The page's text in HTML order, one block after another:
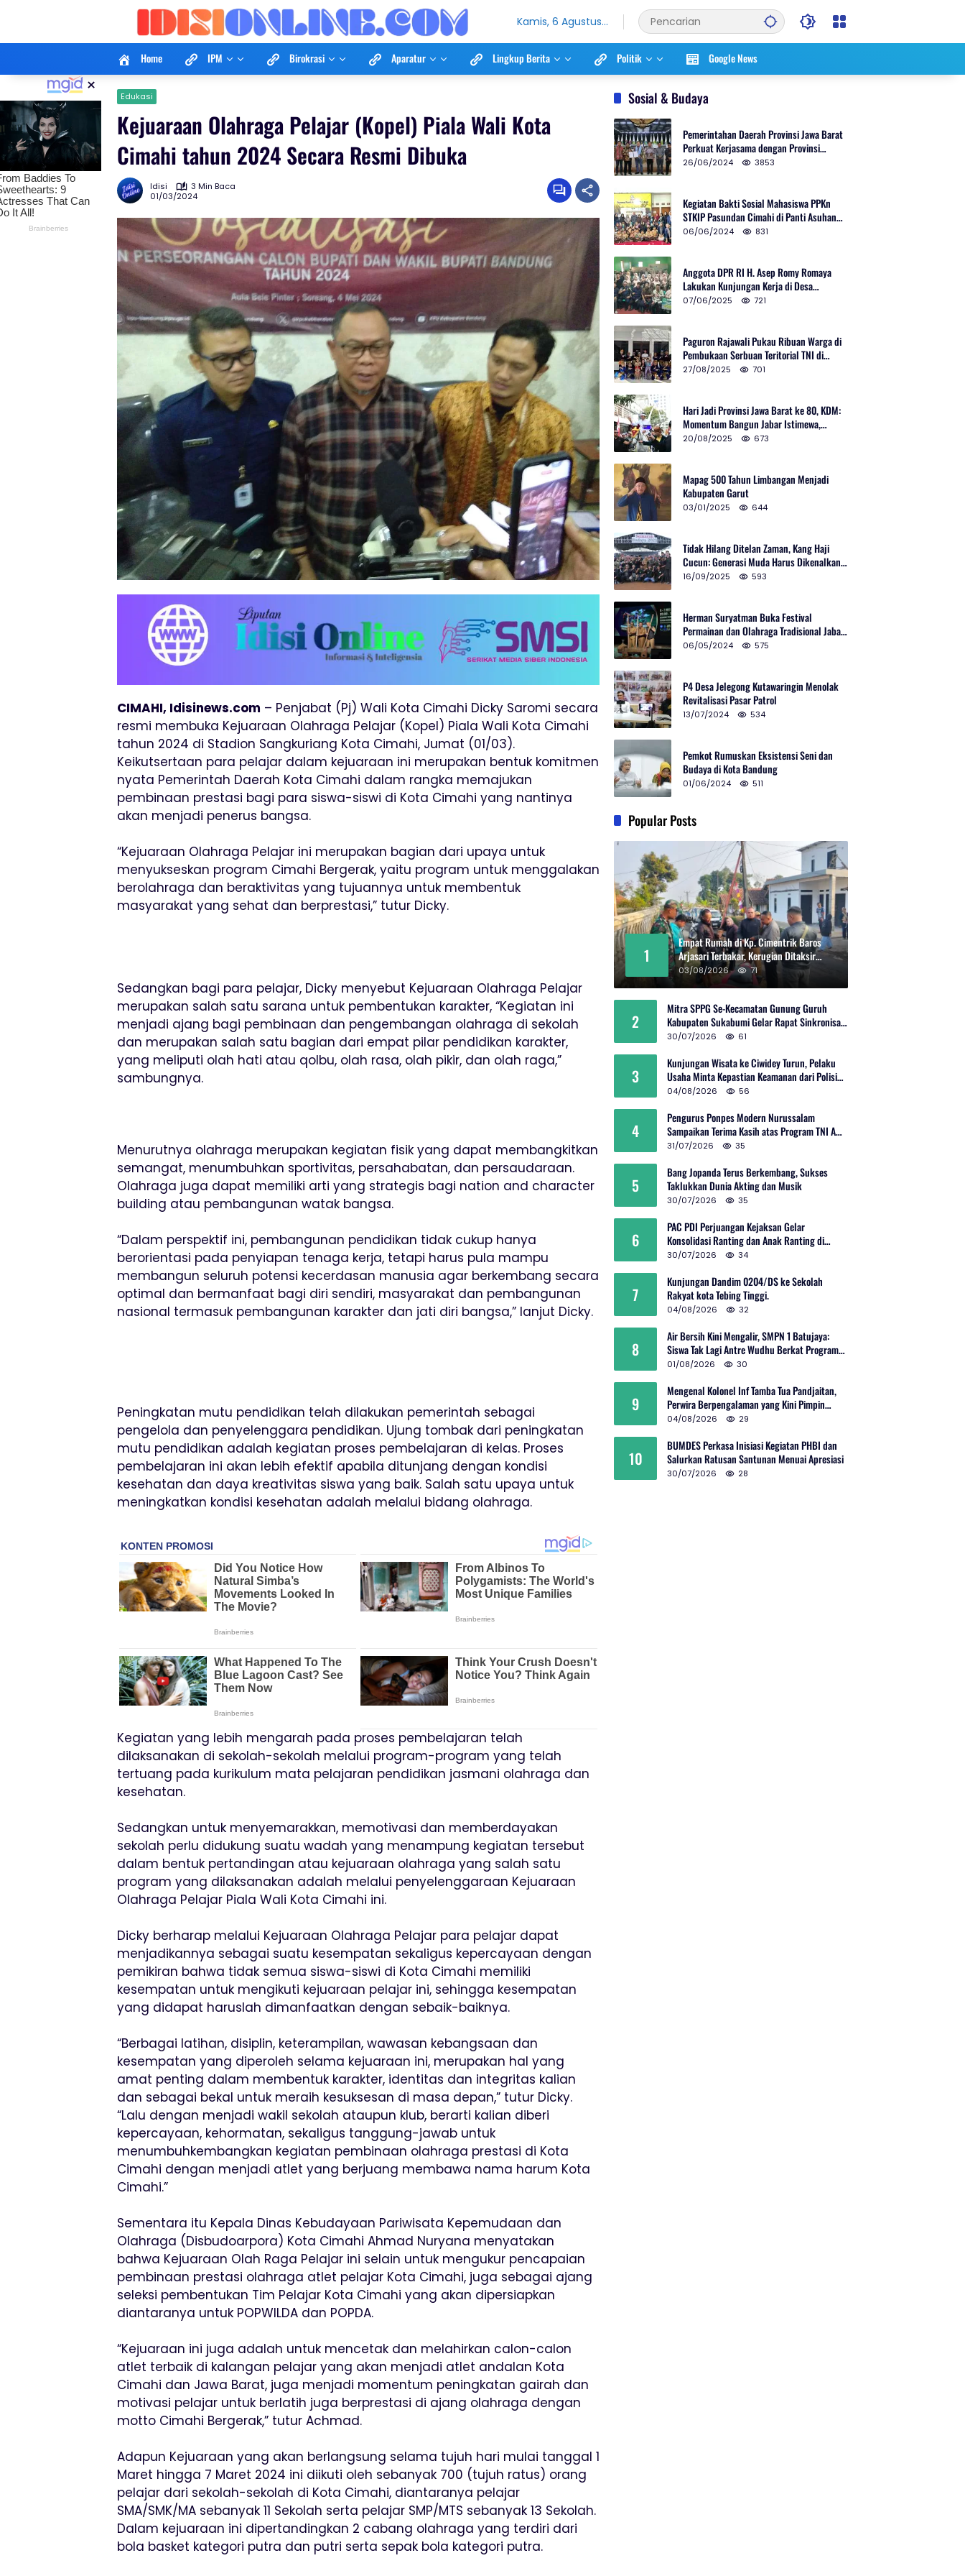
Kamis, 6 Agustus
Home IPM Birokrasi Aparatur Lingkup Berita Politik Google News
× Edukasi
Kejuaraan Olahraga Pelajar (Kopel) Piala Wali Kota
Cimahi tahun 2024 Secara Resmi Dibuka
Idisi
3 Min Baca
01/03/2024
CIMAHI, Idisinews.com – Penjabat (Pj) Wali Kota Cimahi Dicky Saromi secara
resmi membuka Kejuaraan Olahraga Pelajar (Kopel) Piala Wali Kota Cimahi
tahun 2024 di Stadion Sangkuriang Kota Cimahi, Jumat (01/03).
Keikutsertaan para pelajar dalam kejuaraan ini merupakan bentuk komitmen
nyata Pemerintah Daerah Kota Cimahi dalam rangka memajukan
pembinaan prestasi bagi para siswa-siswi di Kota Cimahi yang nantinya
akan menjadi penerus bangsa.
“Kejuaraan Olahraga Pelajar ini merupakan bagian dari upaya untuk
menyukseskan program Cimahi Bergerak, yaitu program untuk menggalakan
berolahraga dan beraktivitas yang tujuannya untuk membentuk
masyarakat yang sehat dan berprestasi,” tutur Dicky.
Sedangkan bagi para pelajar, Dicky menyebut Kejuaraan Olahraga Pelajar
merupakan salah satu sarana untuk pembentukan karakter, “Kegiatan ini
menjadi ajang bagi pembinaan dan pengembangan olahraga di sekolah
dan merupakan salah satu bagian dari empat pilar pendidikan karakter,
yang meliputi olah hati atau qolbu, olah rasa, olah pikir, dan olah raga,”
sambungnya.
Menurutnya olahraga merupakan kegiatan fisik yang dapat membangkitkan
semangat, menumbuhkan sportivitas, persahabatan, dan persaudaraan.
Olahraga juga dapat memiliki arti yang strategis bagi nation and character
building atau pembangunan watak bangsa.
“Dalam perspektif ini, pembangunan pendidikan tidak cukup hanya
berorientasi pada penyiapan tenaga kerja, tetapi harus pula mampu
membangun seluruh potensi kecerdasan manusia agar berkembang secara
optimal dan bermanfaat bagi diri sendiri, masyarakat dan pembangunan
nasional termasuk pembangunan karakter dan jati diri bangsa,” lanjut Dicky.
Peningkatan mutu pendidikan telah dilakukan pemerintah sebagai
pengelola dan penyelenggara pendidikan. Ujung tombak dari peningkatan
mutu pendidikan adalah kegiatan proses pembelajaran di kelas. Proses
pembelajaran ini akan lebih efektif apabila ditunjang dengan kondisi
kesehatan dan daya kreativitas siswa yang baik. Salah satu upaya untuk
meningkatkan kondisi kesehatan adalah melalui bidang olahraga.
Kegiatan yang lebih mengarah pada proses pembelajaran telah
dilaksanakan di sekolah-sekolah melalui program-program yang telah
tertuang pada kurikulum mata pelajaran pendidikan jasmani olahraga dan
kesehatan.
Sedangkan untuk menyemarakkan, memotivasi dan memberdayakan
sekolah perlu didukung suatu wadah yang menampung kegiatan tersebut
dalam bentuk pertandingan atau kejuaraan olahraga yang salah satu
program yang dilaksanakan adalah melalui penyelenggaraan Kejuaraan
Olahraga Pelajar Piala Wali Kota Cimahi ini.
Dicky berharap melalui Kejuaraan Olahraga Pelajar para pelajar dapat
menjadikannya sebagai suatu kesempatan sekaligus kepercayaan dengan
pemikiran bahwa tidak semua siswa-siswi di Kota Cimahi memiliki
kesempatan untuk mengikuti kejuaraan pelajar ini, sehingga kesempatan
yang didapat haruslah dimanfaatkan dengan sebaik-baiknya.
“Berbagai latihan, disiplin, keterampilan, wawasan kebangsaan dan
kesempatan yang diperoleh selama kejuaraan ini, merupakan hal yang
amat penting dalam membentuk karakter, identitas dan integritas kalian
dan sebagai bekal untuk meraih kesuksesan di masa depan,” tutur Dicky.
“Lalu dengan menjadi wakil sekolah ataupun klub, berarti kalian diberi
kepercayaan, kehormatan, sekaligus tanggung-jawab untuk
menumbuhkembangkan kegiatan pembinaan olahraga prestasi di Kota
Cimahi dengan menjadi atlet yang berjuang membawa nama harum Kota
Cimahi.”
Sementara itu Kepala Dinas Kebudayaan Pariwisata Kepemudaan dan
Olahraga (Disbudoarpora) Kota Cimahi Ahmad Nuryana menyatakan
bahwa Kejuaraan Olah Raga Pelajar ini selain untuk mengukur pencapaian
pembinaan prestasi olahraga atlet pelajar Kota Cimahi, juga sebagai ajang
seleksi pembentukan Tim Pelajar Kota Cimahi yang akan dipersiapkan
diantaranya untuk POPWILDA dan POPDA.
“Kejuaraan ini juga adalah untuk mencetak dan melahirkan calon-calon
atlet terbaik di kalangan pelajar yang akan menjadi atlet andalan Kota
Cimahi dan Jawa Barat, juga menjadi momentum peningkatan gairah dan
motivasi pelajar untuk berlatih juga berprestasi di ajang olahraga dengan
motto Cimahi Bergerak,” tutur Achmad.
Adapun Kejuaraan yang akan berlangsung selama tujuh hari mulai tanggal 1
Maret hingga 7 Maret 2024 ini diikuti oleh sebanyak 700 (tujuh ratus) orang
pelajar dari sekolah-sekolah di Kota Cimahi, diantaranya pelajar
SMA/SMK/MA sebanyak 11 Sekolah serta pelajar SMP/MTS sebanyak 13 Sekolah.
Dalam kejuaraan ini dipertandingkan 2 cabang olahraga yang terdiri dari
bola basket kategori putra dan putri serta sepak bola kategori putra.
Sosial & Budaya
Pemerintahan Daerah Provinsi Jawa Barat
Perkuat Kerjasama dengan Provinsi
Chungcheongnam Do Korea Selatan
26/06/2024 3853
Kegiatan Bakti Sosial Mahasiswa PPKn
STKIP Pasundan Cimahi di Panti Asuhan
Ulul Azmi Kota Cimahi
06/06/2024 831
Anggota DPR RI H. Asep Romy Romaya
Lakukan Kunjungan Kerja di Desa
Patrolsari
07/06/2025 721
Paguron Rajawali Pukau Ribuan Warga di
Pembukaan Serbuan Teritorial TNI di
Cibatu
27/08/2025 701
Hari Jadi Provinsi Jawa Barat ke 80, KDM:
Momentum Bangun Jabar Istimewa,
Lembur di Urus Kota Ditata
20/08/2025 673
Mapag 500 Tahun Limbangan Menjadi
Kabupaten Garut
03/01/2025 644
Tidak Hilang Ditelan Zaman, Kang Haji
Cucun: Generasi Muda Harus Dikenalkan
Pencak Silat
16/09/2025 593
Herman Suryatman Buka Festival
Permainan dan Olahraga Tradisional Jabar
2024 di Gedung Teater Tertutup
06/05/2024 575
P4 Desa Jelegong Kutawaringin Menolak
Revitalisasi Pasar Patrol
13/07/2024 534
Pemkot Rumuskan Eksistensi Seni dan
Budaya di Kota Bandung
01/06/2024 511
Popular Posts
1
Empat Rumah di Kp. Cimentrik Baros
Arjasari Terbakar, Kerugian Ditaksir
Rp600 Juta
03/08/2026 71
2
Mitra SPPG Se-Kecamatan Gunung Guruh
Kabupaten Sukabumi Gelar Rapat Sinkronisasi
Pemetaan Penerima Manfaat MBG
30/07/2026 61
3
Kunjungan Wisata ke Ciwidey Turun, Pelaku
Usaha Minta Kepastian Keamanan dari Polisi
dan Pemprov Jabar
04/08/2026 56
4
Pengurus Ponpes Modern Nurussalam
Sampaikan Terima Kasih atas Program TNI AD
Manunggal Air
31/07/2026 35
5
Bang Jopanda Terus Berkembang, Sukses
Taklukkan Dunia Akting dan Musik
30/07/2026 35
6
PAC PDI Perjuangan Kejaksan Gelar
Konsolidasi Ranting dan Anak Ranting di
Kebon Baru
30/07/2026 34
7
Kunjungan Dandim 0204/DS ke Sekolah
Rakyat kota Tebing Tinggi.
04/08/2026 32
8
Air Bersih Kini Mengalir, SMPN 1 Batujaya:
Siswa Tak Lagi Antre Wudhu Berkat Program
TNI AD
01/08/2026 30
9
Mengenal Kolonel Inf Tamba Tua Pandjaitan,
Perwira Berpengalaman yang Kini Pimpin
Sektor 10 Citarum Harum
04/08/2026 29
10
BUMDES Perkasa Inisiasi Kegiatan PHBI dan
Salurkan Ratusan Santunan Menuai Apresiasi
30/07/2026 28